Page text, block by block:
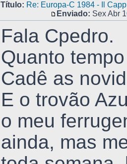
Título: Re: Europa-C 1984 - Il
Enviado: Sex Abr
Fala Cpedro.
Quanto
Cadê as
E o trovão
o meu
ainda, mas